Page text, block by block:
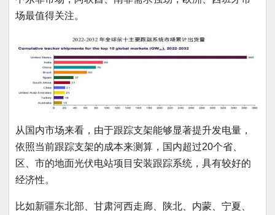
场最值得关注。
从国内市场来看，由于跟踪支架能够显著提升发电量，
依照当前跟踪支架的成本来测算，国内超过20个省、
区、市的地面光伏电站项目安装跟踪系统，具有较好的
经济性。
比如新疆东北部、甘肃河西走廊、陕北、内蒙、宁夏、